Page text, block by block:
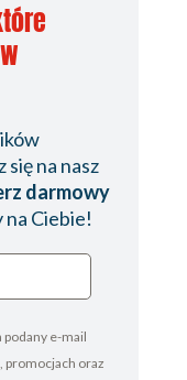
się na nasz
darmowy
na Ciebie!
podany e-mail
promocjach oraz